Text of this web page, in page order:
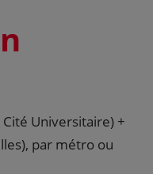
Universitaire) +
par métro ou